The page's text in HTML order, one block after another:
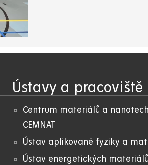
Ústavy a pracoviště
Centrum materiálů a
CEMNAT
Ústav aplikované fyziky a
Ústav energetických materiálů